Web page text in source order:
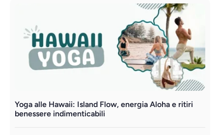
Yoga alle Hawaii: Island Flow, energia Aloha e ritiri
benessere indimenticabili